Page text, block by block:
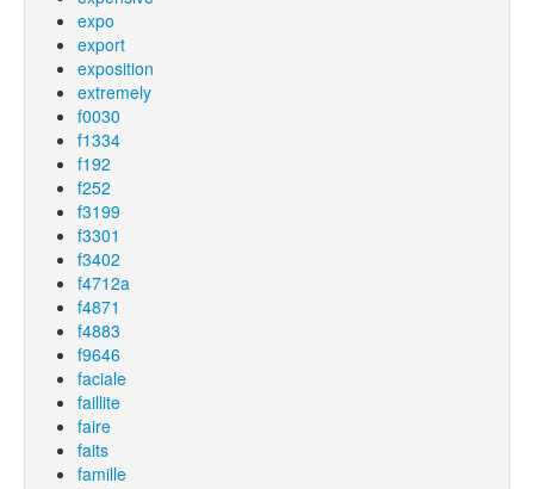
expo
export
exposition
extremely
f0030
f1334
f192
f252
f3199
f3301
f3402
f4712a
f4871
f4883
f9646
faciale
faillite
faire
faits
famille